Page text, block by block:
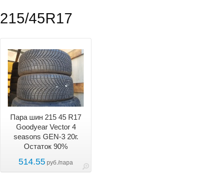
215/45R17
Пара шин 215 45 R17
Goodyear Vector 4
seasons GEN-3 20г.
Остаток 90%
514.55 руб./пара